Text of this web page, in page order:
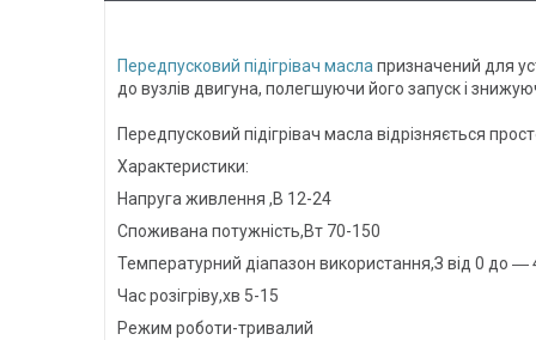
Передпусковий підігрівач маслапризначений для
до вузлів двигуна, полегшуючи його запуск і
Передпусковий підігрівач масла відрізняється
Характеристики:
Напруга живлення ,В 12-24
Споживана потужність,Вт 70-150
Температурний діапазон використання,З від 0 до ―
Час розігріву,хв 5-15
Режим роботи-тривалий